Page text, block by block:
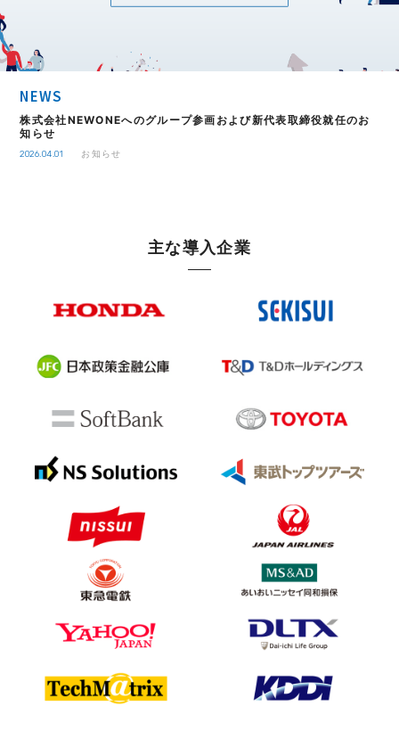
NEWS
株式会社NEWONEへのグループ参画および新代表取締役就任のお
知らせ
2026.04.01 お知らせ
主な導入企業